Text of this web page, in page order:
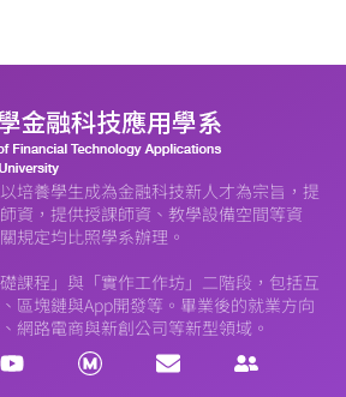
培養學生成為金融科技新人才為宗旨，提
資，提供授課師資、教學設備空間等資
規定均比照學系辦理。
課程」與「實作工作坊」二階段，包括互
區塊鏈與App開發等。畢業後的就業方向
網路電商與新創公司等新型領域。